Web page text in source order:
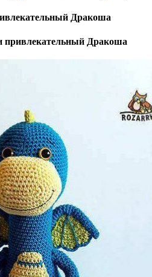
Дракоша
привлекательный Дракоша